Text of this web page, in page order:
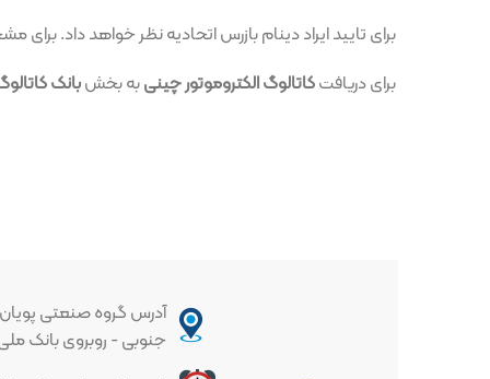
برای تایید ایراد دینام بازرس اتحادیه نظر خواهد داد. برای مشخص
کاتالوگ الکتروموتور چینیبه بخشبانک کاتالوگمراجعه
آدرس گروه صنعتی پویان : تهران -
جنوبی - روبروی بانک ملی - پلاک ۳۳۷